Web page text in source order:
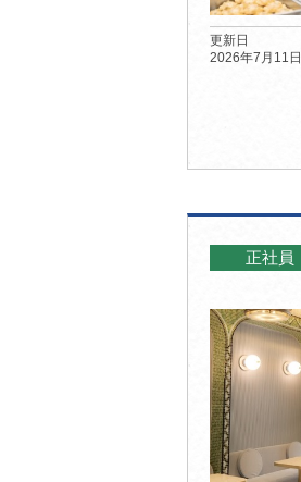
更新日
2026年7月11日
正社員